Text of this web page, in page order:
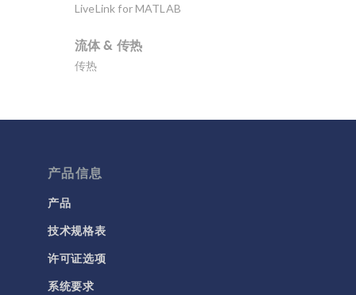
LiveLink for MATLAB
流体 & 传热
传热
多孔介质流动
流体流动颗粒跟踪
电磁学
RF 与微波工程
低频电磁学
产品信息
产品
技术规格表
许可证选项
系统要求